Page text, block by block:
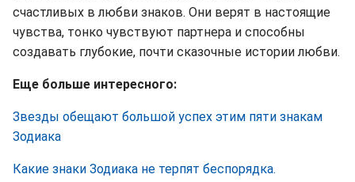
счастливых в любви знаков. Они верят в настоящие
чувства, тонко чувствуют партнера и способны
создавать глубокие, почти сказочные истории любви.
Еще больше интересного:
Звезды обещают большой успех этим пяти знакам
Зодиака
Какие знаки Зодиака не терпят беспорядка.